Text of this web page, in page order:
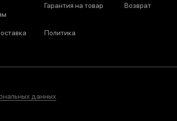
Гарантия на товар Возврат
Политика
данных